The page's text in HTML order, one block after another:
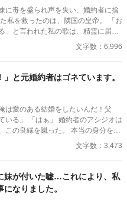
に毒を盛られ声を失い、婚約者に捨
」と言われた私の歌は、精霊に届
歌
文字数：6,996
」と元婚約者はゴネています。
は愛のある結婚をしたいんだ！父
る」 「はぁ」 婚約者のアシジオは
この良縁を蹴った。 本当の身分を知
文字数：3,473
妹が付いた嘘…これにより、私
なりました。